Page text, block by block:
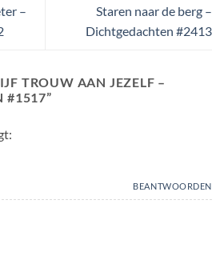
–
Staren naar de berg –
Dichtgedachten #2413
TROUW AAN JEZELF –
#1517”
BEANTWOORDEN